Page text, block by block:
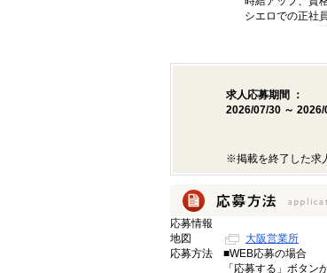
シエロでの正社
求人応募期間 ：
2026/07/30 ～ 2026/
※掲載を終了した求
応募情報
地図
大阪営業所
応募方法
■WEB応募の場合
「応募する」ボタン